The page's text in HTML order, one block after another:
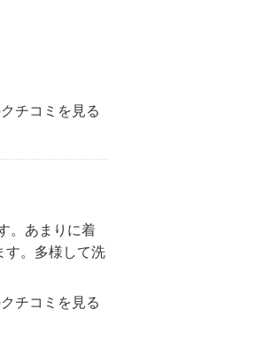
チコミを見る
。あまりに着
す。多様して洗
チコミを見る